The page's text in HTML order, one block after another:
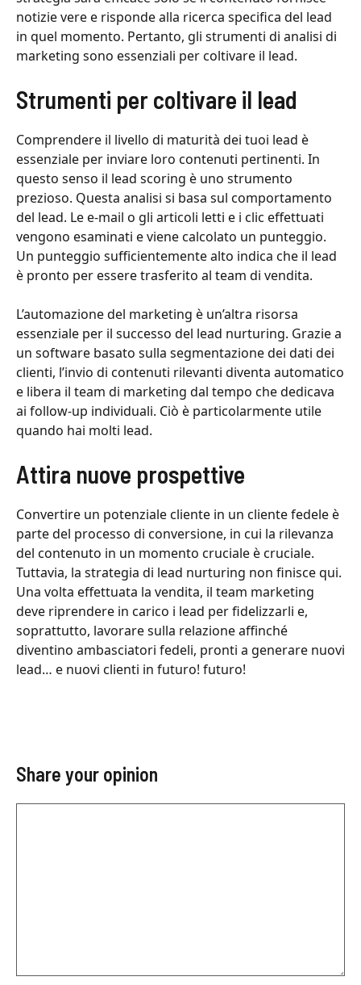
notizie vere e risponde alla ricerca specifica del lead
in quel momento. Pertanto, gli strumenti di analisi di
marketing sono essenziali per coltivare il lead.
Strumenti per coltivare il lead
Comprendere il livello di maturità dei tuoi lead è
essenziale per inviare loro contenuti pertinenti. In
questo senso il lead scoring è uno strumento
prezioso. Questa analisi si basa sul comportamento
del lead. Le e-mail o gli articoli letti e i clic effettuati
vengono esaminati e viene calcolato un punteggio.
Un punteggio sufficientemente alto indica che il lead
è pronto per essere trasferito al team di vendita.
L’automazione del marketing è un’altra risorsa
essenziale per il successo del lead nurturing. Grazie a
un software basato sulla segmentazione dei dati dei
clienti, l’invio di contenuti rilevanti diventa automatico
e libera il team di marketing dal tempo che dedicava
ai follow-up individuali. Ciò è particolarmente utile
quando hai molti lead.
Attira nuove prospettive
Convertire un potenziale cliente in un cliente fedele è
parte del processo di conversione, in cui la rilevanza
del contenuto in un momento cruciale è cruciale.
Tuttavia, la strategia di lead nurturing non finisce qui.
Una volta effettuata la vendita, il team marketing
deve riprendere in carico i lead per fidelizzarli e,
soprattutto, lavorare sulla relazione affinché
diventino ambasciatori fedeli, pronti a generare nuovi
lead… e nuovi clienti in futuro! futuro!
Share your opinion